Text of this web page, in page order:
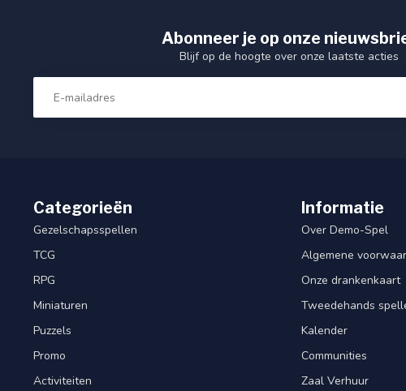
Abonneer je op onze
Blijf op de hoogte over onze laatste acties
Categorieën
Gezelschapsspellen
TCG
RPG
Miniaturen
Puzzels
Promo
Activiteiten
Informatie
Over Demo-Spel
Algemene
Onze drankenkaart
Tweedehands
Kalender
Communities
Zaal Verhuur